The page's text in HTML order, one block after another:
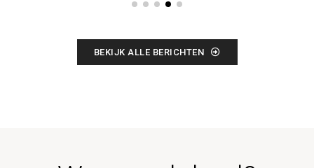
BEKIJK ALLE BERICHTEN